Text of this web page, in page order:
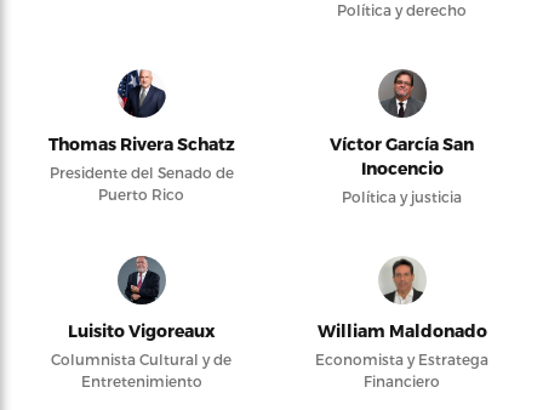
Política y derecho
Thomas Rivera Schatz
Presidente del Senado de
Puerto Rico
Víctor García San
Inocencio
Política y justicia
Luisito Vigoreaux
Columnista Cultural y de
Entretenimiento
William Maldonado
Economista y Estratega
Financiero